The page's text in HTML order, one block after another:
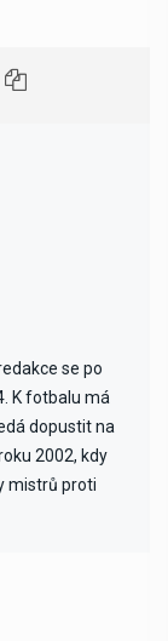
se po
K fotbalu má
dopustit na
2002, kdy
mistrů proti